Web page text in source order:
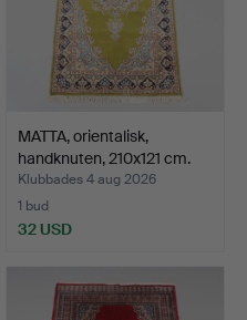
MATTA, orientalisk,
handknuten, 210x121 cm.
Klubbades 4 aug 2026
1 bud
32 USD